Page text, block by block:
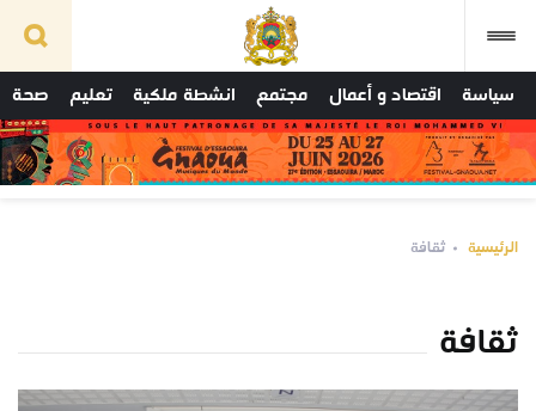
سياسة اقتصاد و أعمال مجتمع انشطة ملكية تعليم صحة
الرئيسية ثقافة
ثقافة